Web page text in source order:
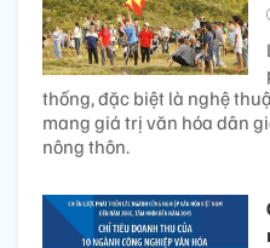
thống, đặc biệt là nghệ
mang giá trị văn hóa dân
nông thôn.